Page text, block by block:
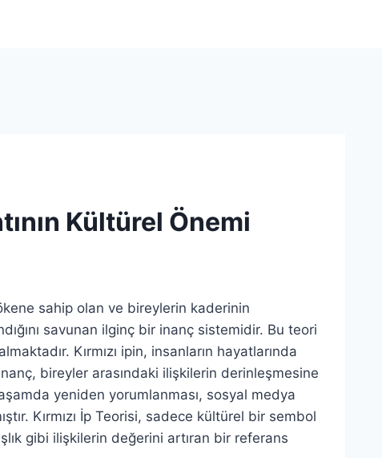
Kültürel Önemi
sahip olan ve bireylerin kaderinin
savunan ilginç bir inanç sistemidir. Bu teori
Kırmızı ipin, insanların hayatlarında
bireyler arasındaki ilişkilerin derinleşmesine
yeniden yorumlanması, sosyal medya
Kırmızı İp Teorisi, sadece kültürel bir sembol
gibi ilişkilerin değerini artıran bir referans